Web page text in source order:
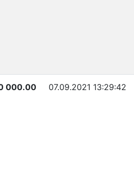
000.00 07.09.2021 13:29:42